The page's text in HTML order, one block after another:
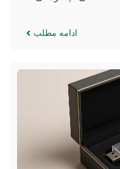
ادامه مطلب